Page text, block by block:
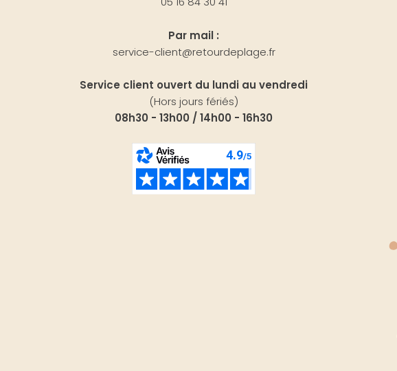
Par mail :
service-client@retourdeplage.fr
Service client ouvert du lundi au vendredi
(Hors jours fériés)
08h30 - 13h00 / 14h00 - 16h30